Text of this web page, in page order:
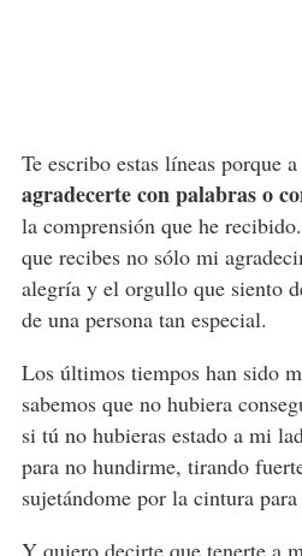
Te escribo estas líneas porque
agradecertecon palabras o
la comprensión que he
que recibes no sólo mi
alegría y el orgullo que siento
de una persona tan especial.
Los últimos tiempos han sido
sabemos que no hubiera
si tú no hubieras estado a mi
para no hundirme, tirando
sujetándome por la cintura